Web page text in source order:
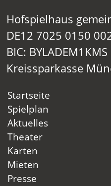
Hofspielhaus
DE12 7025 0150
BIC: BYLADEM1KMS
Kreissparkasse
Startseite
Spielplan
Aktuelles
Theater
Karten
Mieten
Presse